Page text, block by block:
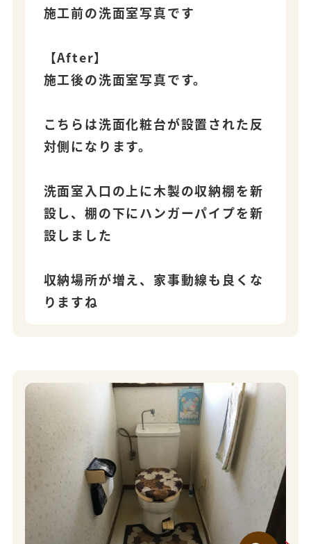
施工前の洗面室写真です
【After】
施工後の洗面室写真です。
こちらは洗面化粧台が設置された反
対側になります。
洗面室入口の上に木製の収納棚を新
設し、棚の下にハンガーパイプを新
設しました
収納場所が増え、家事動線も良くな
りますね